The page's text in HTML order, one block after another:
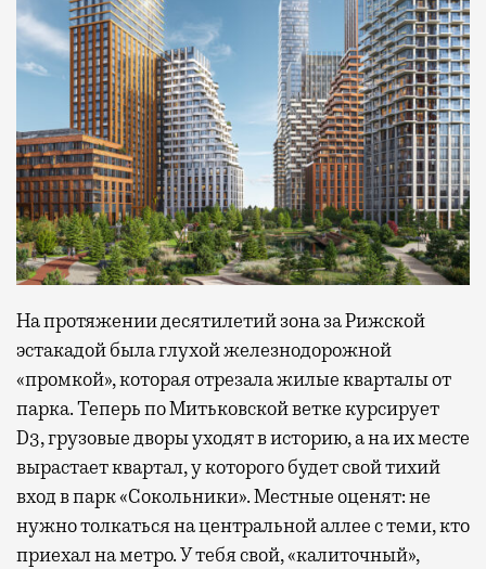
На протяжении десятилетий зона за Рижской
эстакадой была глухой железнодорожной
«промкой», которая отрезала жилые кварталы от
парка. Теперь по Митьковской ветке курсирует
D3, грузовые дворы уходят в историю, а на их месте
вырастает квартал, у которого будет свой тихий
вход в парк «Сокольники». Местные оценят: не
нужно толкаться на центральной аллее с теми, кто
приехал на метро. У тебя свой, «калиточный»,